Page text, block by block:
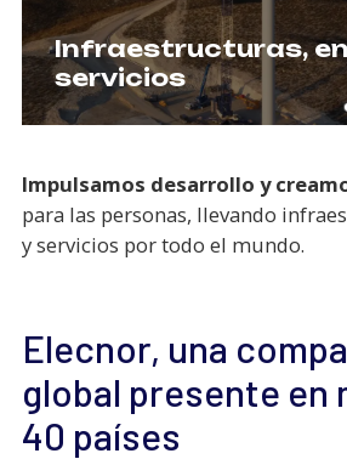
Impulsamos desarrollo y
para las personas, llevando
y servicios por todo el mundo.
Infraestructuras,
servicios
Elecnor, una
global presente en
40 países